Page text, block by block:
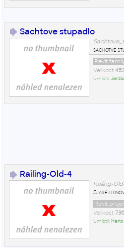
Sachtove stupadlo
sachotve
Revit
Velikost
Umístil:
Railing-Old-4
Railing-
Staré
Revit
Velikost
Umístil: